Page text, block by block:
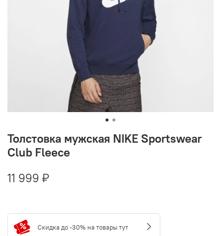
Толстовка мужская NIKE Sportswear
Club Fleece
11 999 ₽
Скидка до -30% на товары тут